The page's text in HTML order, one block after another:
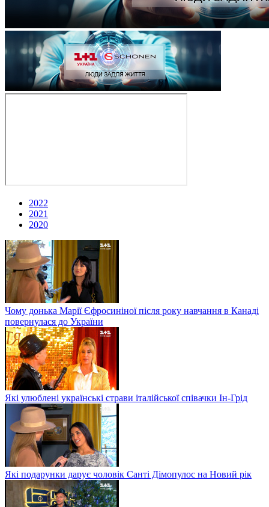
2022
2021
2020
Чому донька Марії Єфросиніної після року навчання в Канаді
повернулася до України
Які улюблені українські страви італійської співачки Ін-Грід
Які подарунки дарує чоловік Санті Дімопулос на Новий рік